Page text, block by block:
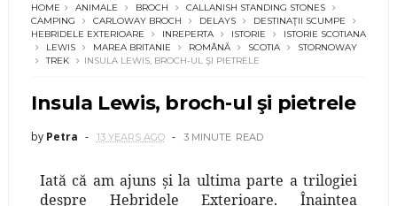
HOME ANIMALE BROCH
CALLANISH STANDING STONES
CAMPING
CARLOWAY BROCH DELAYS
DESTINAŢII SCUMPE
HEBRIDELE EXTERIOARE
INREPERTA ISTORIE
ISTORIE SCOTIANA
LEWIS
MAREA BRITANIE ROMÂNĂ SCOTIA
STORNOWAY
TREK
INSULA LEWIS, BROCH-UL ŞI PIETRELE
Insula Lewis, broch-ul şi pietrele
by Petra 13 YEARS AGO 3 MINUTE READ
Iată că am ajuns şi la ultima parte a trilogiei
despre Hebridele Exterioare. Înaintea